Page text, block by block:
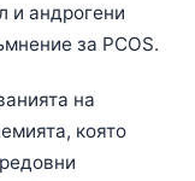
и андрогени
за PCOS.
на
която